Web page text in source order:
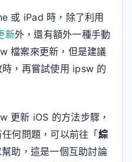
或 iPad 時，除了利用
新外，還有額外一種手動
檔案來更新，但是建議
，再嘗試使用 ipsw 的
更新 iOS 的方法步驟，
何問題，可以前往「綜
幫助，這是一個互助討論